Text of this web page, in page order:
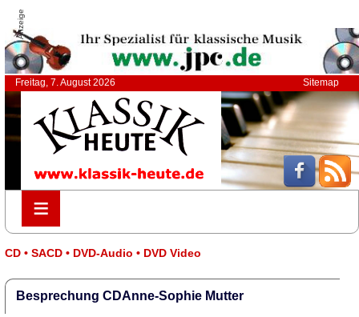
Anzeige
Freitag, 7. August 2026 Sitemap
≡
≡
CD • SACD • DVD-Audio • DVD Video
Besprechung CDAnne-Sophie Mutter